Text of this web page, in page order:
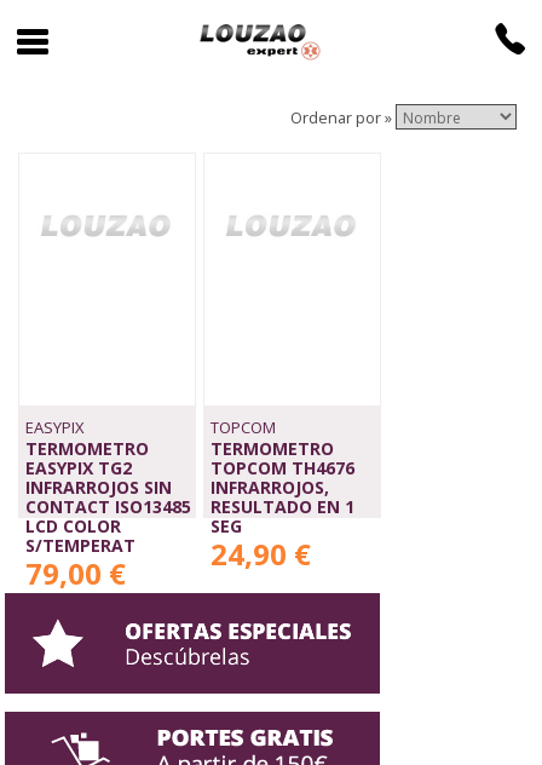
Ordenar por »
EASYPIX
TERMOMETRO
EASYPIX TG2
INFRARROJOS SIN
CONTACT ISO13485
LCD COLOR
S/TEMPERAT
79,00 €
TOPCOM
TERMOMETRO
TOPCOM TH4676
INFRARROJOS,
RESULTADO EN 1
SEG
24,90 €